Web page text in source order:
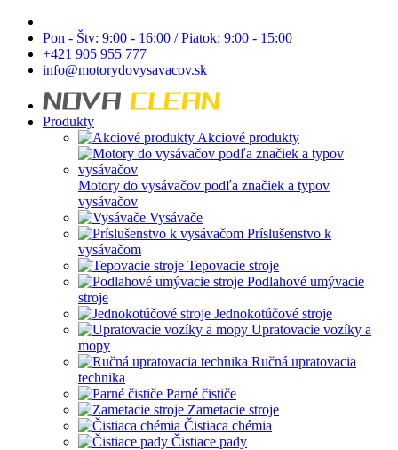
Pon - Štv: 9:00 - 16:00 / Piatok: 9:00 - 15:00
+421 905 955 777
info@motorydovysavacov.sk
Produkty
Akciové produkty
Motory do vysávačov podľa značiek a typov
vysávačov
Vysávače
Príslušenstvo k
vysávačom
Tepovacie stroje
Podlahové umývacie
stroje
Jednokotúčové stroje
Upratovacie vozíky a
mopy
Ručná upratovacia
technika
Parné čističe
Zametacie stroje
Čistiaca chémia
Čistiace pady